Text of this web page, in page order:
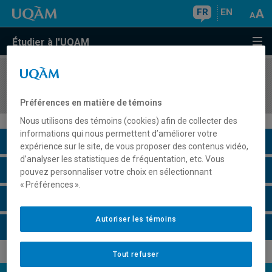
FR EN
Étudier à l'UQAM
COURS//
Description du cours
Horaire - Été 2026
Préférences en matière de témoins
Nous utilisons des témoins (cookies) afin de collecter des
informations qui nous permettent d’améliorer votre
expérience sur le site, de vous proposer des contenus vidéo,
d’analyser les statistiques de fréquentation, etc. Vous
pouvez personnaliser votre choix en sélectionnant
« Préférences ».
Tout refuser
Autoriser les témoins